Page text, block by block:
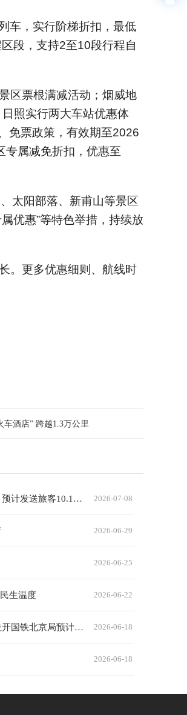
车，实行阶梯折扣，最低
段，支持2至10段行程自
区票根满减活动；烟威地
照实行两大车站优惠体
免票政策，有效期至2026
专属减免折扣，优惠至
太阳部落、新甫山等景区
优惠”等特色举措，持续放
。更多优惠细则、航线时
车酒店” 跨越1.3万公里
2026年全国铁路暑运全面启动：预计发送旅客10.1亿人次，精准运力与暖心服务共绘夏日流动画卷 2026-07-08
2026-06-29
2026-06-25
生温度 2026-06-22
明日启运！2026端午铁路大幕拉开国铁北京局预计送客689万人次 2026-06-18
2026-06-18